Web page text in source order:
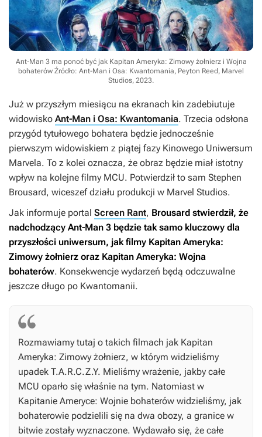
Ant-Man 3 ma ponoć być jak Kapitan Ameryka: Zimowy żołnierz i Wojna
bohaterów Źródło: Ant-Man i Osa: Kwantomania, Peyton Reed, Marvel
Studios, 2023.
Już w przyszłym miesiącu na ekranach kin zadebiutuje
widowisko Ant-Man i Osa: Kwantomania. Trzecia odsłona
przygód tytułowego bohatera będzie jednocześnie
pierwszym widowiskiem z piątej fazy Kinowego Uniwersum
Marvela. To z kolei oznacza, że obraz będzie miał istotny
wpływ na kolejne filmy MCU. Potwierdził to sam Stephen
Brousard, wiceszef działu produkcji w Marvel Studios.
Jak informuje portal Screen Rant, Brousard stwierdził, że
nadchodzący Ant-Man 3 będzie tak samo kluczowy dla
przyszłości uniwersum, jak filmy Kapitan Ameryka:
Zimowy żołnierz oraz Kapitan Ameryka: Wojna
bohaterów. Konsekwencje wydarzeń będą odczuwalne
jeszcze długo po Kwantomanii.
Rozmawiamy tutaj o takich filmach jak Kapitan
Ameryka: Zimowy żołnierz, w którym widzieliśmy
upadek T.A.R.C.Z.Y. Mieliśmy wrażenie, jakby całe
MCU oparło się właśnie na tym. Natomiast w
Kapitanie Ameryce: Wojnie bohaterów widzieliśmy, jak
bohaterowie podzielili się na dwa obozy, a granice w
bitwie zostały wyznaczone. Wydawało się, że całe